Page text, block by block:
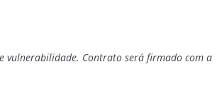
vulnerabilidade. Contrato será firmado com a